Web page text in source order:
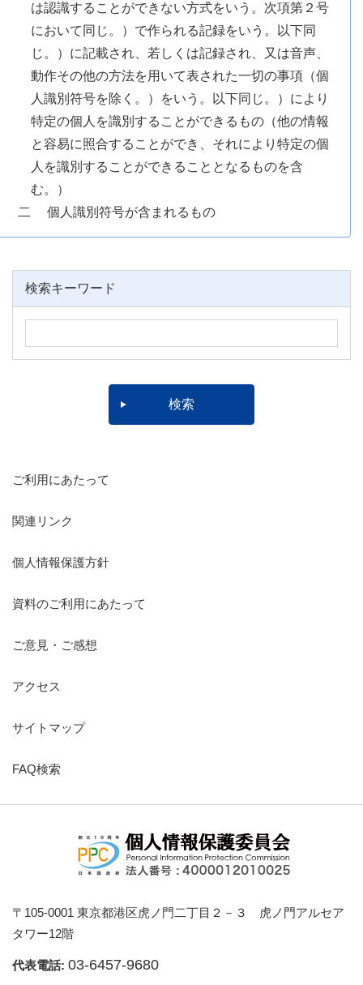
は認識することができない方式をいう。次項第２号
において同じ。）で作られる記録をいう。以下同
じ。）に記載され、若しくは記録され、又は音声、
動作その他の方法を用いて表された一切の事項（個
人識別符号を除く。）をいう。以下同じ。）により
特定の個人を識別することができるもの（他の情報
と容易に照合することができ、それにより特定の個
人を識別することができることとなるものを含
む。）
二 個人識別符号が含まれるもの
検索キーワード
ご利用にあたって
関連リンク
個人情報保護方針
資料のご利用にあたって
ご意見・ご感想
アクセス
サイトマップ
FAQ検索
〒105-0001 東京都港区虎ノ門二丁目２－３ 虎ノ門アルセア
タワー12階
代表電話: 03-6457-9680